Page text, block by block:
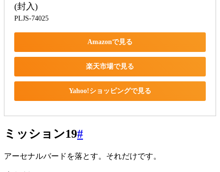
(封入)
PLJS-74025
Amazonで見る
楽天市場で見る
Yahoo!ショッピングで見る
ミッション19#
アーセナルバードを落とす。それだけです。